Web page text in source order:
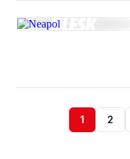
1 2